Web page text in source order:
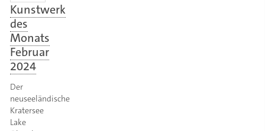
Kunstwerk
des
Monats
Februar
2024
Der
neuseeländische
Kratersee
Lake